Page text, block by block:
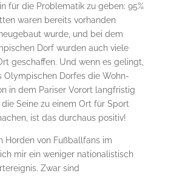
für die Problematik zu geben: 95%
waren bereits vorhanden
wurde, und bei dem
Dorf wurden auch viele
geschaffen. Und wenn es gelingt,
Olympischen Dorfes die Wohn-
in dem Pariser Vorort langfristig
Seine zu einem Ort für Sport
ist das durchaus positiv!
Horden von Fußballfans im
mir ein weniger nationalistisch
Zwar sind